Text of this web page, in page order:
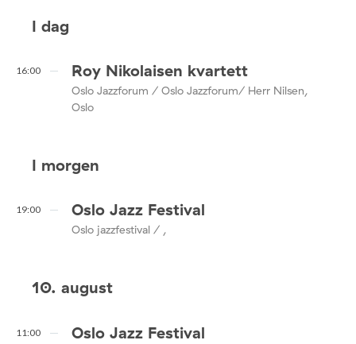
I dag
16:00 Roy Nikolaisen kvartett
Oslo Jazzforum / Oslo Jazzforum/ Herr Nilsen,
Oslo
I morgen
19:00 Oslo Jazz Festival
Oslo jazzfestival / ,
10. august
11:00 Oslo Jazz Festival